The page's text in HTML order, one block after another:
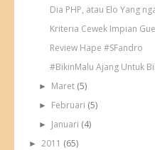
Dia PHP, atau Elo Yang
Kriteria Cewek Impian Gue
Review Hape #SFandro
#BikinMalu Ajang Untuk
► Maret (5)
► Februari (5)
► Januari (4)
► 2011 (65)